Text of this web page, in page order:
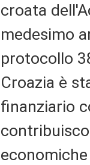
croata
medesimo
protocollo
Croazia è
finanziario